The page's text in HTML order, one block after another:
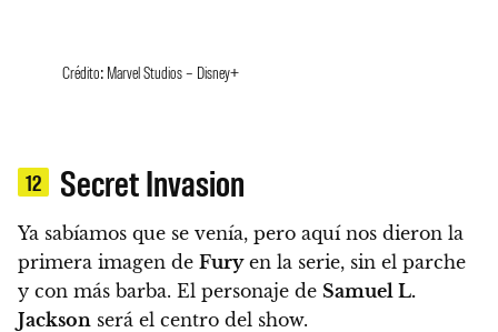
Crédito: Marvel Studios – Disney+
12 Secret Invasion
Ya sabíamos que se venía, pero aquí nos dieron la
primera imagen de Furyen la serie, sin el parche
y con más barba. El personaje de Samuel L.
Jackson será el centro del show.